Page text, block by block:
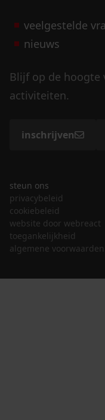
veelgestelde
nieuws
Blijf op de hoogte
activiteiten.
inschrijven
steun ons
privacybeleid
cookiebeleid
website door webreact
toegankelijkheid
algemene voorwaarden